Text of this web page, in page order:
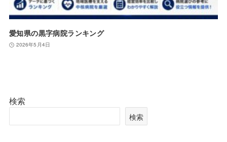
愛知県の黒字病院ランキング
2026年5月4日
検索
検索